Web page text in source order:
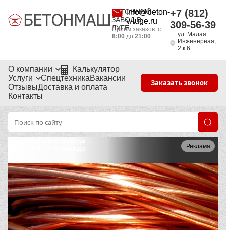
БЕТОННЫЙ
ЗАВОД В
ЛУГЕ
info@beton-
v-luge.ru
Приём заказов: с
8:00до 21:00
+7 (812)
309-56-39
ул. Малая
Инженерная,
2 к.6
О компании
Калькулятор
Услуги
СпецтехникаВакансии
ОтзывыДоставка и оплата
Контакты
Заказать звонок
Реклама